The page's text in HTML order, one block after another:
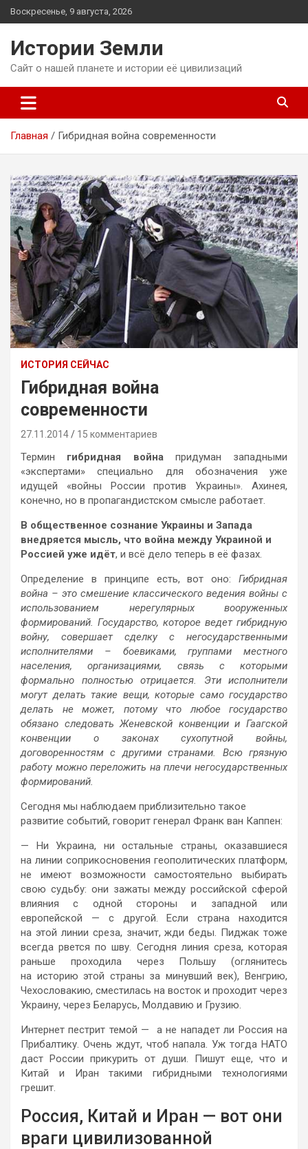
Перейти
к
Воскресенье, 9 августа, 2026
Истории Земли
Сайт о нашей планете и истории её цивилизаций
Главная Гибридная война современности
ИСТОРИЯ СЕЙЧАС
Гибридная война
современности
27.11.2014 15 комментариев
Термин гибридная войнапридуман западными
«экспертами» специально для обозначения уже
идущей «войны России против Украины». Ахинея,
конечно, но в пропагандистском смысле работает.
В общественное сознание Украины и Запада
внедряется мысль, что война между Украиной и
Россией уже идёт, и всё дело теперь в её фазах.
Определение в принципе есть, вот оно: Гибридная
война – это смешение классического ведения войны с
использованием нерегулярных вооруженных
формирований. Государство, которое ведет гибридную
войну, совершает сделку с негосударственными
исполнителями – боевиками, группами местного
населения, организациями, связь с которыми
формально полностью отрицается. Эти исполнители
могут делать такие вещи, которые само государство
делать не может, потому что любое государство
обязано следовать Женевской конвенции и Гаагской
конвенции о законах сухопутной войны,
договоренностям с другими странами. Всю грязную
работу можно переложить на плечи негосударственных
формирований.
Сегодня мы наблюдаем приблизительно такое
развитие событий, говорит генерал Франк ван Каппен:
— Ни Украина, ни остальные страны, оказавшиеся
на линии соприкосновения геополитических платформ,
не имеют возможности самостоятельно выбирать
свою судьбу: они зажаты между российской сферой
влияния с одной стороны и западной или
европейской — с другой. Если страна находится
на этой линии среза, значит, жди беды. Пиджак тоже
всегда рвется по шву. Сегодня линия среза, которая
раньше проходила через Польшу (оглянитесь
на историю этой страны за минувший век), Венгрию,
Чехословакию, сместилась на восток и проходит через
Украину, через Беларусь, Молдавию и Грузию.
Интернет пестрит темой — а не нападет ли Россия на
Прибалтику. Очень ждут, чтоб напала. Уж тогда НАТО
даст России прикурить от души. Пишут еще, что и
Китай и Иран такими гибридными технологиями
грешит.
Россия, Китай и Иран — вот они
враги цивилизованной